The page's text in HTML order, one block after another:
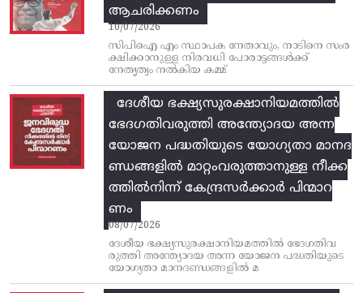
ആചരിക്കണം
10/07/2026
സിപിഐ എം സ്ഥാപക നേതാവും, നാടിനെ സംര
ക്ഷിക്കാനുള്ള നിരവധി പോരാട്ടങ്ങള്‍ക്ക്‌
നേതൃത്വം നല്‍കിയ കമ്മ്
ദേശീയ ഭക്ഷ്യസുരക്ഷാനിയമത്തിൽ
ഭേദഗതിവരുത്തി അന്ത്യോദയ അന്ന
യോജന പദ്ധതിയുടെ യോഗ്യതാ മാനദ
ണ്ഡങ്ങളിൽ മാറ്റംവരുത്താനുള്ള നീക്ക
ത്തിൽനിന്ന്‌ കേന്ദ്രസർക്കാർ പിന്മാറ
ണം
08/07/2026
ദേശീയ ഭക്ഷ്യസുരക്ഷാനിയമത്തിൽ ഭേദഗതിവ
രുത്തി അന്ത്യോദയ അന്ന യോജന പദ്ധതിയുടെ
യോഗ്യതാ മാനദണ്ഡങ്ങളിൽ മ